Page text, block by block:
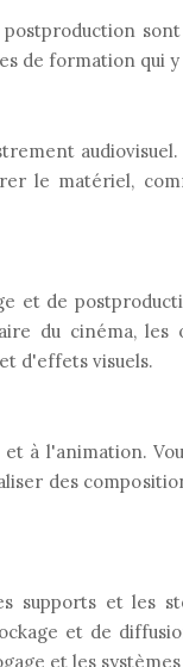
de formation qui
le matériel,
et de
du cinéma, les
d'effets visuels.
à l'animation.
des
et les
et de
et les